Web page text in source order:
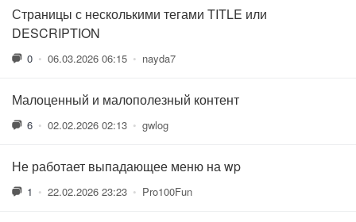
Страницы с несколькими тегами TITLE или
DESCRIPTION
0 • 06.03.2026 06:15 • nayda7
Малоценный и малополезный контент
6 • 02.02.2026 02:13 • gwlog
Не работает выпадающее меню на wp
1 • 22.02.2026 23:23 • Pro100Fun